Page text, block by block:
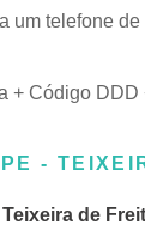
um telefone
+ Código
-
de